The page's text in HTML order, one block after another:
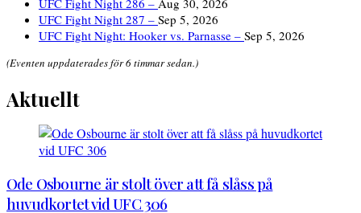
UFC Fight Night 287 – Sep 5, 2026
UFC Fight Night: Hooker vs. Parnasse – Sep 5, 2026
(Eventen uppdaterades för 6 timmar sedan.)
Aktuellt
Ode Osbourne är stolt över att få slåss på
huvudkortet vid UFC 306